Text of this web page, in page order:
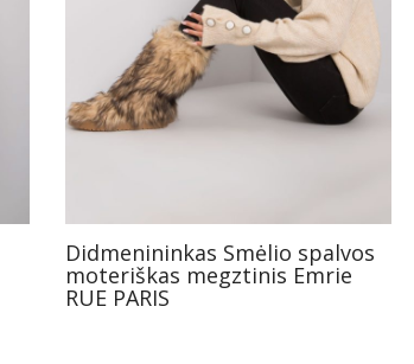
Didmenininkas Smėlio spalvos
moteriškas megztinis Emrie
RUE PARIS